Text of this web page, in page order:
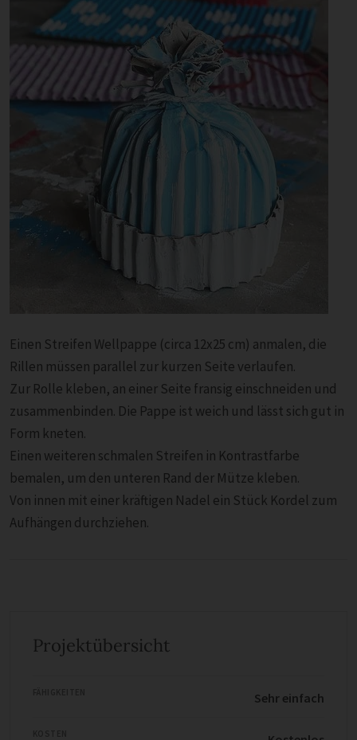
Einen Streifen Wellpappe (circa 12x25 cm) anmalen, die
Rillen müssen parallel zur kurzen Seite verlaufen.
Zur Rolle kleben, an einer Seite fransig einschneiden und
zusammenbinden. Die Pappe ist weich und lässt sich gut in
Form kneten.
Einen weiteren schmalen Streifen in Kontrastfarbe
bemalen, um den unteren Rand der Mütze kleben.
Von innen mit einer kräftigen Nadel ein Stück Kordel zum
Aufhängen durchziehen.
Projektübersicht
Sehr einfach